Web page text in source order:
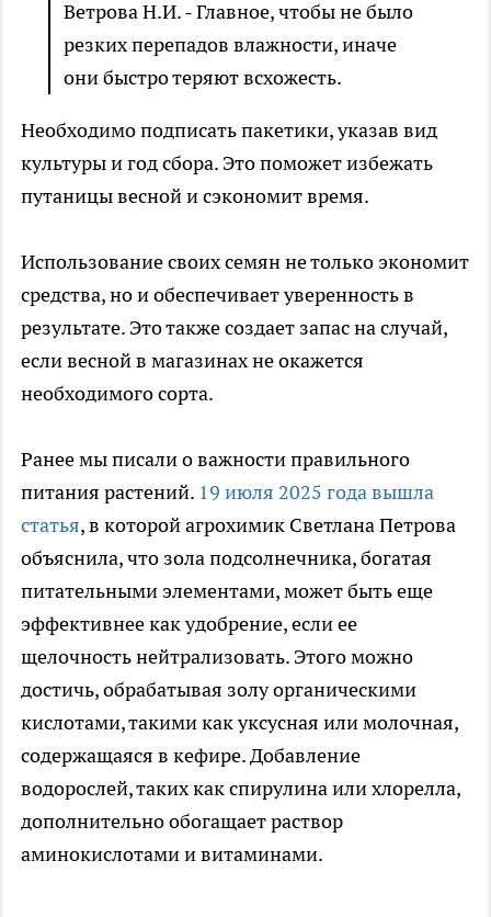
Ветрова Н.И. - Главное, чтобы не было
резких перепадов влажности, иначе
они быстро теряют всхожесть.
Необходимо подписать пакетики, указав вид
культуры и год сбора. Это поможет избежать
путаницы весной и сэкономит время.
Использование своих семян не только экономит
средства, но и обеспечивает уверенность в
результате. Это также создает запас на случай,
если весной в магазинах не окажется
необходимого сорта.
Ранее мы писали о важности правильного
питания растений. 19 июля 2025 года вышла
статья, в которой агрохимик Светлана Петрова
объяснила, что зола подсолнечника, богатая
питательными элементами, может быть еще
эффективнее как удобрение, если ее
щелочность нейтрализовать. Этого можно
достичь, обрабатывая золу органическими
кислотами, такими как уксусная или молочная,
содержащаяся в кефире. Добавление
водорослей, таких как спирулина или хлорелла,
дополнительно обогащает раствор
аминокислотами и витаминами.